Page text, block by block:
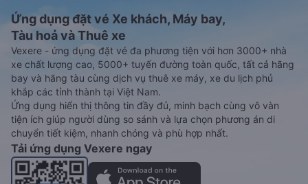
Ứng dụng đặt vé Xe khách, Máy bay,
Tàu hoả và Thuê xe
Vexere - ứng dụng đặt vé đa phương tiện với hơn 3000+ nhà
xe chất lượng cao, 5000+ tuyến đường toàn quốc, tất cả hãng
bay và hãng tàu cùng dịch vụ thuê xe máy, xe du lịch phủ
khắp các tỉnh thành tại Việt Nam.
Ứng dụng hiển thị thông tin đầy đủ, minh bạch cùng vô vàn
tiện ích giúp người dùng so sánh và lựa chọn phương án di
chuyển tiết kiệm, nhanh chóng và phù hợp nhất.
Tải ứng dụng Vexere ngay